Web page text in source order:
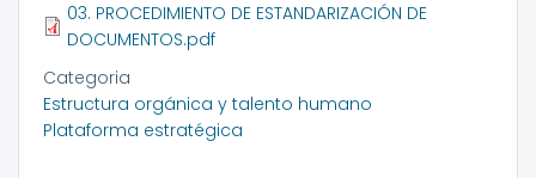
03. PROCEDIMIENTO DE ESTANDARIZACIÓN DE
DOCUMENTOS.pdf
Categoria
Estructura orgánica y talento humano
Plataforma estratégica